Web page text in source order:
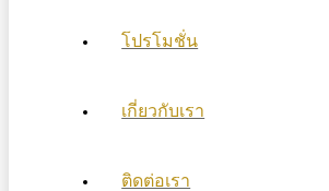
โปรโมชั่น
เกี่ยวกับเรา
ติดต่อเรา